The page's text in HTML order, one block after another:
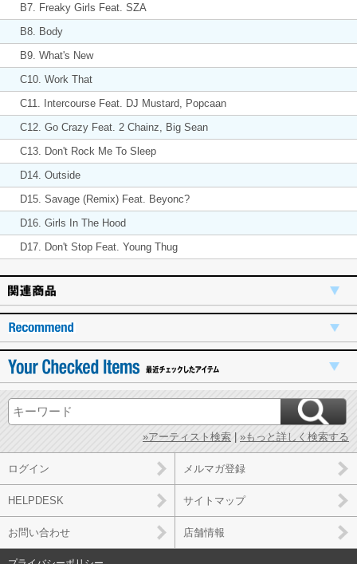
B7. Freaky Girls Feat. SZA
B8. Body
B9. What's New
C10. Work That
C11. Intercourse Feat. DJ Mustard, Popcaan
C12. Go Crazy Feat. 2 Chainz, Big Sean
C13. Don't Rock Me To Sleep
D14. Outside
D15. Savage (Remix) Feat. Beyonc?
D16. Girls In The Hood
D17. Don't Stop Feat. Young Thug
»アーティスト検索 »もっと詳しく検索する
ログイン メルマガ登録
HELPDESK サイトマップ
お問い合わせ 店舗情報